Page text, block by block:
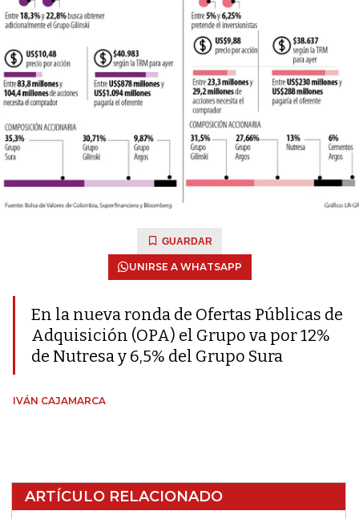
GUARDAR
UNIRSE A WHATSAPP
En la nueva ronda de Ofertas Públicas de
Adquisición (OPA) el Grupo va por 12%
de Nutresa y 6,5% del Grupo Sura
IVÁN CAJAMARCA
ARTÍCULO RELACIONADO